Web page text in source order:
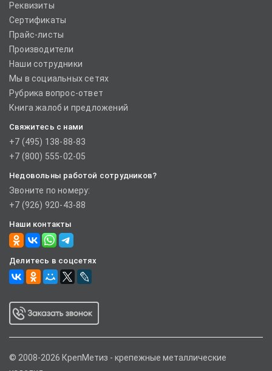
Реквизиты
Сертификаты
Прайс-листы
Производители
Наши сотрудники
Мы в социальных сетях
Рубрика вопрос-ответ
Книга жалоб и предложений
Свяжитесь с нами
+7 (495) 138-88-83
+7 (800) 555-02-05
Недовольны работой сотрудников?
Звоните по номеру:
+7 (926) 920-43-88
Наши контакты
Делитесь в соцсетях
© 2008-2026 КрепМетиз - крепежные металлические